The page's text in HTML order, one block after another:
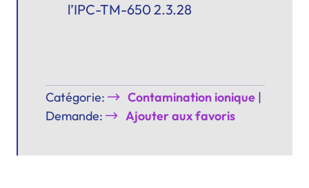
l’IPC-TM-650 2.3.28
Catégorie: Contamination ionique|
Demande:
Ajouter aux favoris